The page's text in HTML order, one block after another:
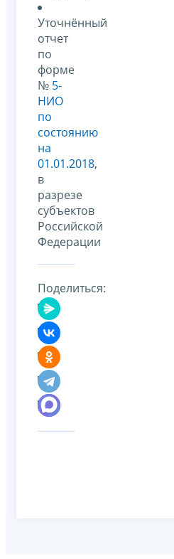
Уточнённый
отчет
по
форме
№ 5-
НИО
по
состоянию
на
01.01.2018,
в
разрезе
субъектов
Российской
Федерации
Поделиться: